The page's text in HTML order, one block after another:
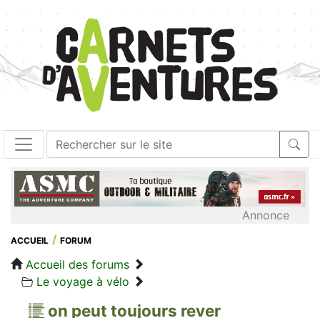
Annonce
ACCUEIL FORUM
Accueil des forums
Le voyage à vélo
on peut toujours rever